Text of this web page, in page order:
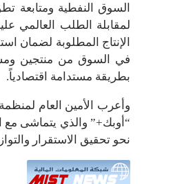
السوق النفطية ومتابعة
لمقابلة الطلب العالمي
الإنتاج المطلوبة لضمان
في السوق من منتجين
بطريقة مستدامة اقتصادياً.
وأعرب الأمين العام
“أوبك+” والذي يتماشى مع
نحو تحقيق الاستقرار